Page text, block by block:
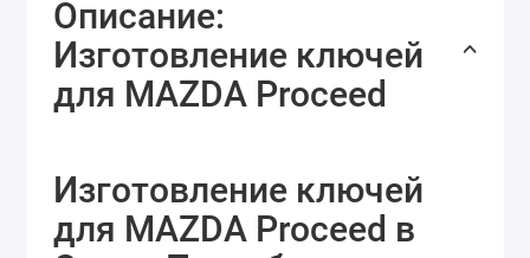
Описание:
Изготовление ключей
для MAZDA Proceed
Изготовление ключей
для MAZDA Proceed в